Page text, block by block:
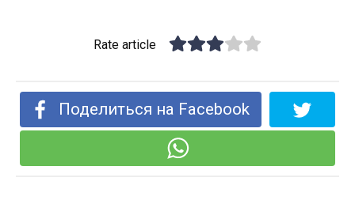
Rate article
Поделиться на Facebook